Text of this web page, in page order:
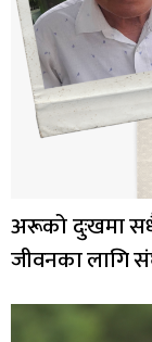
अरूको दुःखमा
जीवनका लागि